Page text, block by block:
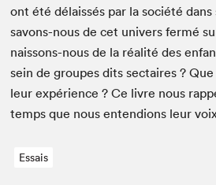
ont été délais­sés par la société
savons-nous de cet univers fer­mé
nais­sons-nous de la réal­ité des
sein de groupes dits sec­taires ?
leur expéri­ence ? Ce livre nous
temps que nous enten­dions leur
Essais